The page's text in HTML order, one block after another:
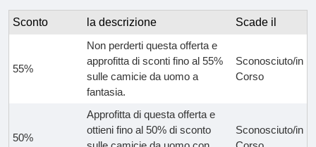
Sconto la descrizione Scade il
55%
Non perderti questa offerta e
approfitta di sconti fino al 55%
sulle camicie da uomo a
fantasia.
Sconosciuto/in
Corso
50%
Approfitta di questa offerta e
ottieni fino al 50% di sconto
Sconosciuto/in